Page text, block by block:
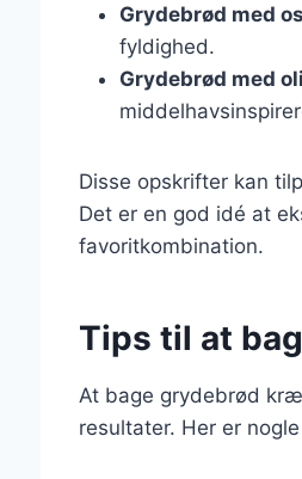
Grydebrød med
fyldighed.
Grydebrød med
Disse opskrifter kan
Det er en god idé at
favoritkombination.
Tips til at
At bage grydebrød
resultater. Her er